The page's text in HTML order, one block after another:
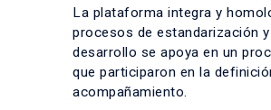
La plataforma integra y
procesos de estandarización
desarrollo se apoya en un
que participaron en la
acompañamiento.